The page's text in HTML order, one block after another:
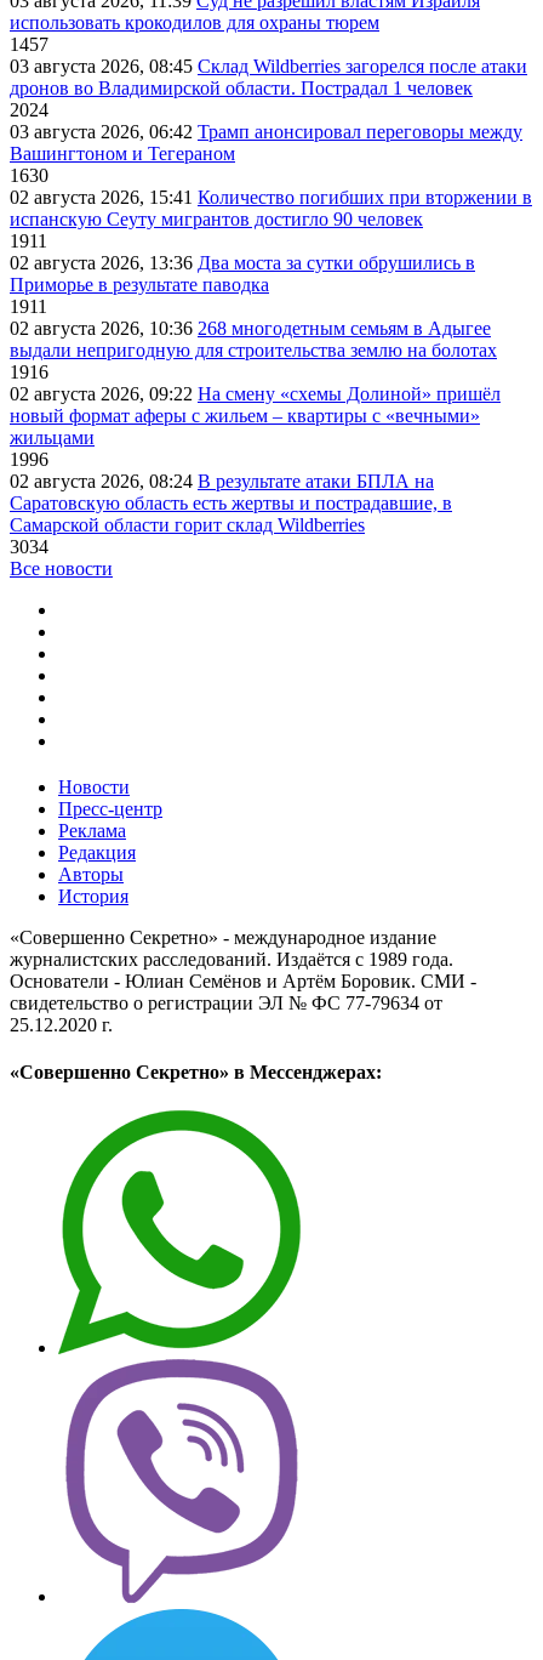
использовать крокодилов для охраны тюрем
1457
03 августа 2026, 08:45 Склад Wildberries загорелся после атаки
дронов во Владимирской области. Пострадал 1 человек
2024
03 августа 2026, 06:42 Трамп анонсировал переговоры между
Вашингтоном и Тегераном
1630
02 августа 2026, 15:41 Количество погибших при вторжении в
испанскую Сеуту мигрантов достигло 90 человек
1911
02 августа 2026, 13:36 Два моста за сутки обрушились в
Приморье в результате паводка
1911
02 августа 2026, 10:36 268 многодетным семьям в Адыгее
выдали непригодную для строительства землю на болотах
1916
02 августа 2026, 09:22 На смену «схемы Долиной» пришёл
новый формат аферы с жильем – квартиры с «вечными»
жильцами
1996
02 августа 2026, 08:24 В результате атаки БПЛА на
Саратовскую область есть жертвы и пострадавшие, в
Самарской области горит склад Wildberries
3034
Все новости
Новости
Пресс-центр
Реклама
Редакция
Авторы
История
«Совершенно Секретно» - международное издание
журналистских расследований. Издаётся с 1989 года.
Основатели - Юлиан Семёнов и Артём Боровик. CМИ -
свидетельство о регистрации ЭЛ № ФС 77-79634 от
25.12.2020 г.
«Совершенно Секретно» в Мессенджерах: